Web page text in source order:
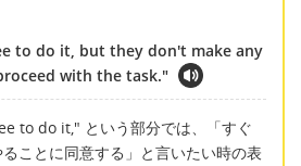
to do it, but they don't make any
with the task."
to do it," という部分では、「すぐ
ことに同意する」と言いたい時の表